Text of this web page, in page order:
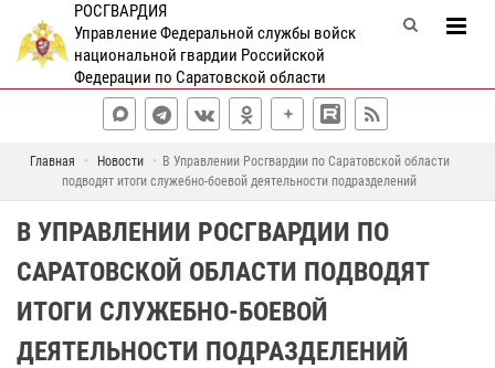
РОСГВАРДИЯ
Управление Федеральной службы войск
национальной гвардии Российской
Федерации по Саратовской области
Главная Новости
В Управлении Росгвардии по Саратовской области
подводят итоги служебно-боевой деятельности подразделений
В УПРАВЛЕНИИ РОСГВАРДИИ ПО
САРАТОВСКОЙ ОБЛАСТИ ПОДВОДЯТ
ИТОГИ СЛУЖЕБНО-БОЕВОЙ
ДЕЯТЕЛЬНОСТИ ПОДРАЗДЕЛЕНИЙ